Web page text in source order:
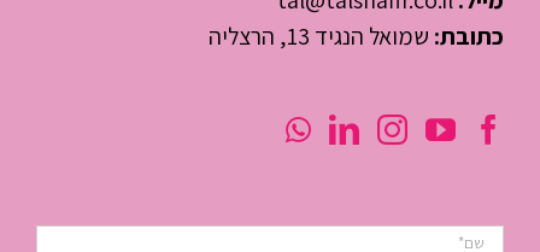
כתובת: שמואל הנגיד 13, הרצליה